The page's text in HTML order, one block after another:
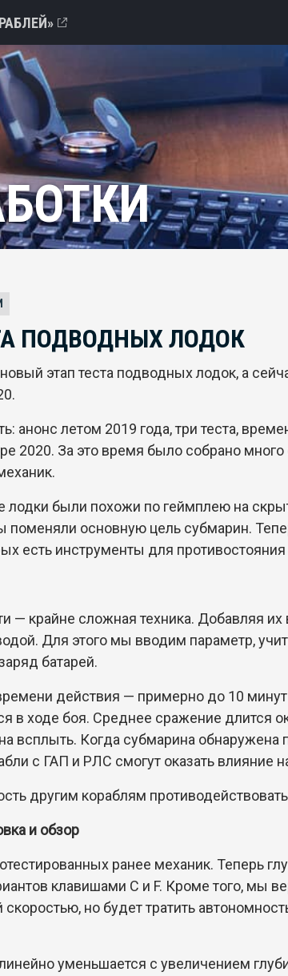
ПОДВОДНЫХ ЛОДОК
этап теста подводных лодок, а
анонс летом 2019 года, три теста,
2020. За это время было собрано
лодки были похожи по геймплею на
поменяли основную цель субмарин.
есть инструменты для
— крайне сложная техника. Добавляя
Для этого мы вводим параметр,
батарей.
действия — примерно до 10
в ходе боя. Среднее сражение длится
всплыть. Когда субмарина обнаружена
с ГАП и РЛС смогут оказать
другим кораблям
и обзор
ранее механик. Теперь
клавишами C и F. Кроме того, мы
но будет тратить
уменьшается с увеличением